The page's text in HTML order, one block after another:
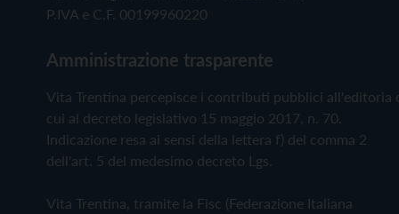
P.IVA e C.F. 00199960220
Amministrazione trasparente
Vita Trentina percepisce i contributi pubblici all'editoria
cui al decreto legislativo 15 maggio 2017, n. 70.
Indicazione resa ai sensi della lettera f) del comma 2
dell'art. 5 del medesimo decreto Lgs.
Vita Trentina, tramite la Fisc (Federazione Italiana